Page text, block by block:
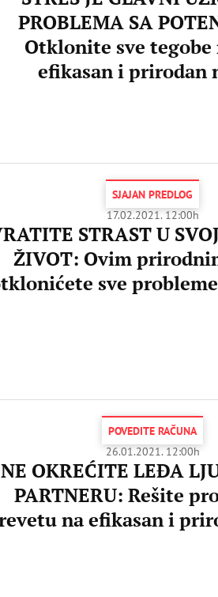
PROBLEMA SA
Otklonite sve tegobe
efikasan i prirodan
SJAJAN PREDLOG
17.02.2021. 12:00h
STRAST U
ŽIVOT: Ovim
sve
POVEDITE RAČUNA
26.01.2021. 12:00h
NE OKREĆITE LEĐA
PARTNERU: Rešite
na efikasan i